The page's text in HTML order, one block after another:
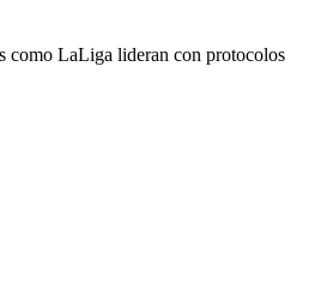
como LaLiga lideran con protocolos